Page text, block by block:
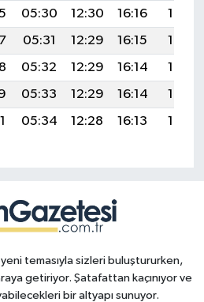
05:30 12:30 16:16
19:19
05:31 12:29 16:15
19:18
05:32 12:29 16:14
19:16
05:33 12:29 16:14
19:15
05:34 12:28 16:13 19:13
temasıyla sizleri buluştururken,
getiriyor. Şatafattan kaçınıyor ve
bir altyapı sunuyor.